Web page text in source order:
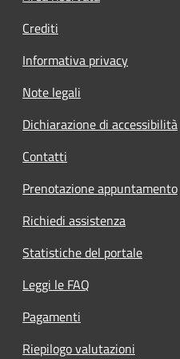
Crediti
Informativa privacy
Note legali
Dichiarazione di accessibilità
Contatti
Prenotazione appuntamento
Richiedi assistenza
Statistiche del portale
Leggi le FAQ
Pagamenti
Riepilogo valutazioni